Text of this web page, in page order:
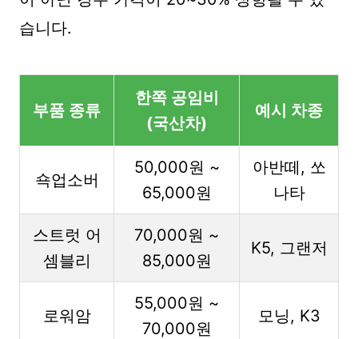
습니다.
부품 종류
한쪽 공임비
(국산차)
예시 차종
쇽업소버
50,000원 ~
65,000원
아반떼, 쏘
나타
스트럿 어
셈블리
70,000원 ~
85,000원
K5, 그랜저
로워암
55,000원 ~
70,000원
모닝, K3